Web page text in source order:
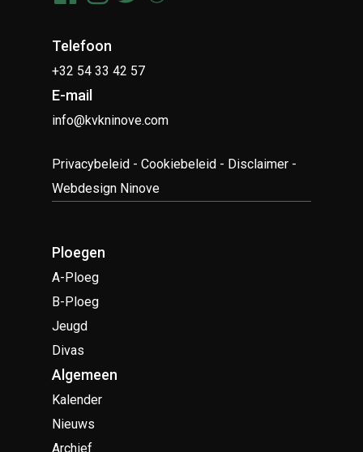
Telefoon
+32 54 33 42 57
E-mail
info@kvkninove.com
Privacybeleid -Cookiebeleid - Disclaimer -
Webdesign Ninove
Ploegen
A-Ploeg
B-Ploeg
Jeugd
Divas
Algemeen
Kalender
Nieuws
Archief